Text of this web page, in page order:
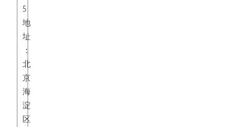
5
地
址
：
北
京
海
淀
区